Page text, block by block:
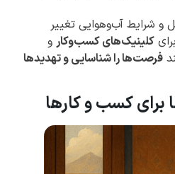
و شرایط آب‌وهوایی تغییر
کلینیک‌های کسب‌وکار و
فرصت‌ها را شناسایی و تهدیدها
کسب و کارها